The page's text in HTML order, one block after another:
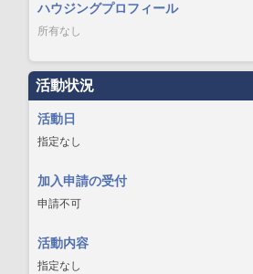
ハウジングプロフィール
所有なし
活動状況
活動日
指定なし
加入申請の受付
申請不可
活動内容
指定なし